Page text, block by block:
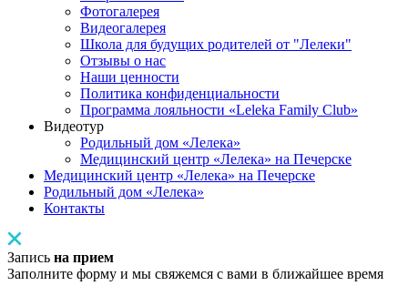
Фотогалерея
Видеогалерея
Школа для будущих родителей от "Лелеки"
Отзывы о нас
Наши ценности
Политика конфиденциальности
Программа лояльности «Leleka Family Club»
Видеотур
Родильный дом «Лелека»
Медицинский центр «Лелека» на Печерске
Медицинский центр «Лелека» на Печерске
Родильный дом «Лелека»
Контакты
Запись на прием
Заполните форму и мы свяжемся с вами в ближайшее время